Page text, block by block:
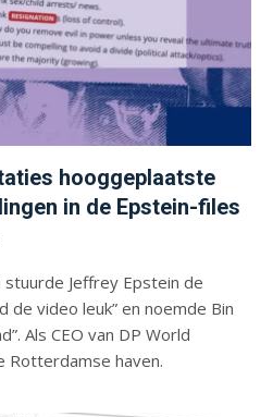
hooggeplaatste
in de Epstein-files
stuurde Jeffrey Epstein de
de video leuk” en noemde Bin
Als CEO van DP World
Rotterdamse haven.